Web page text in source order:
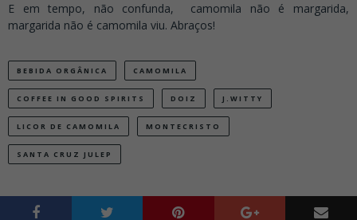
E em tempo, não confunda, camomila não é margarida,
margarida não é camomila viu. Abraços!
BEBIDA ORGÂNICA CAMOMILA
COFFEE IN GOOD SPIRITS DOIZ J.WITTY
LICOR DE CAMOMILA MONTECRISTO
SANTA CRUZ JULEP